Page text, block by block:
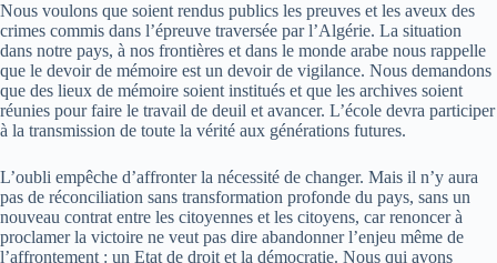
Nous voulons que soient rendus publics les preuves et les aveux des
crimes commis dans l’épreuve traversée par l’Algérie. La situation
dans notre pays, à nos frontières et dans le monde arabe nous rappelle
que le devoir de mémoire est un devoir de vigilance. Nous demandons
que des lieux de mémoire soient institués et que les archives soient
réunies pour faire le travail de deuil et avancer. L’école devra participer
à la transmission de toute la vérité aux générations futures.
L’oubli empêche d’affronter la nécessité de changer. Mais il n’y aura
pas de réconciliation sans transformation profonde du pays, sans un
nouveau contrat entre les citoyennes et les citoyens, car renoncer à
proclamer la victoire ne veut pas dire abandonner l’enjeu même de
l’affrontement : un Etat de droit et la démocratie. Nous qui avons